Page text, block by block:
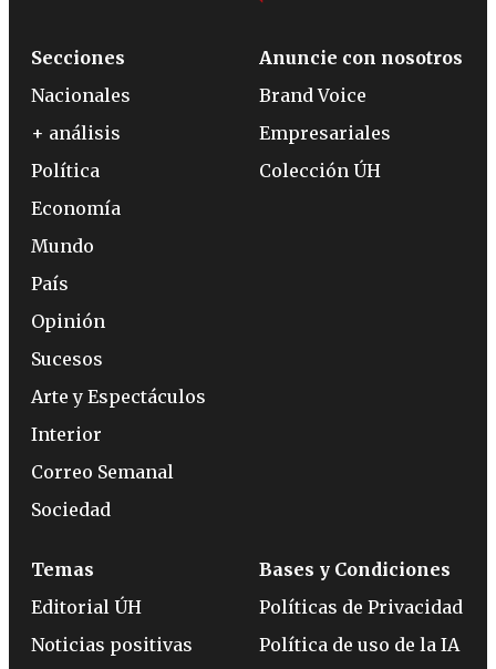
Secciones
Nacionales
+ análisis
Política
Economía
Mundo
País
Opinión
Sucesos
Arte y Espectáculos
Interior
Correo Semanal
Sociedad
Anuncie con nosotros
Brand Voice
Empresariales
Colección ÚH
Temas
Editorial ÚH
Noticias positivas
Bases y Condiciones
Políticas de Privacidad
Política de uso de la IA